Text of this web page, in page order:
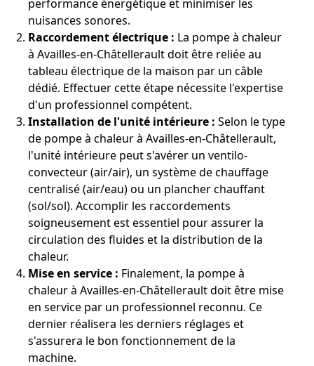
performance énergétique et minimiser les
nuisances sonores.
Raccordement électrique : La pompe à chaleur
à Availles-en-Châtellerault doit être reliée au
tableau électrique de la maison par un câble
dédié. Effectuer cette étape nécessite l'expertise
d'un professionnel compétent.
Installation de l'unité intérieure : Selon le type
de pompe à chaleur à Availles-en-Châtellerault,
l'unité intérieure peut s'avérer un ventilo-
convecteur (air/air), un système de chauffage
centralisé (air/eau) ou un plancher chauffant
(sol/sol). Accomplir les raccordements
soigneusement est essentiel pour assurer la
circulation des fluides et la distribution de la
chaleur.
Mise en service : Finalement, la pompe à
chaleur à Availles-en-Châtellerault doit être mise
en service par un professionnel reconnu. Ce
dernier réalisera les derniers réglages et
s'assurera le bon fonctionnement de la
machine.